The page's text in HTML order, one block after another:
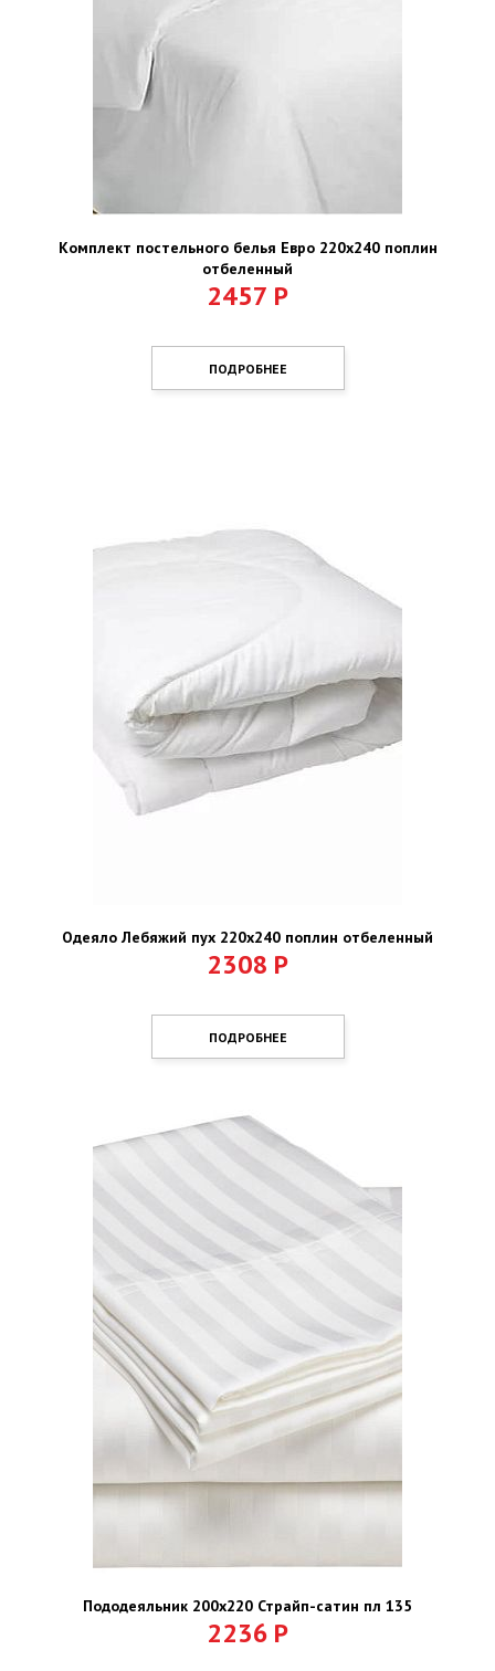
Комплект постельного белья Евро 220х240 поплин
отбеленный
2457 Р
ПОДРОБНЕЕ
Одеяло Лебяжий пух 220х240 поплин отбеленный
2308 Р
ПОДРОБНЕЕ
Пододеяльник 200х220 Страйп-сатин пл 135
2236 Р